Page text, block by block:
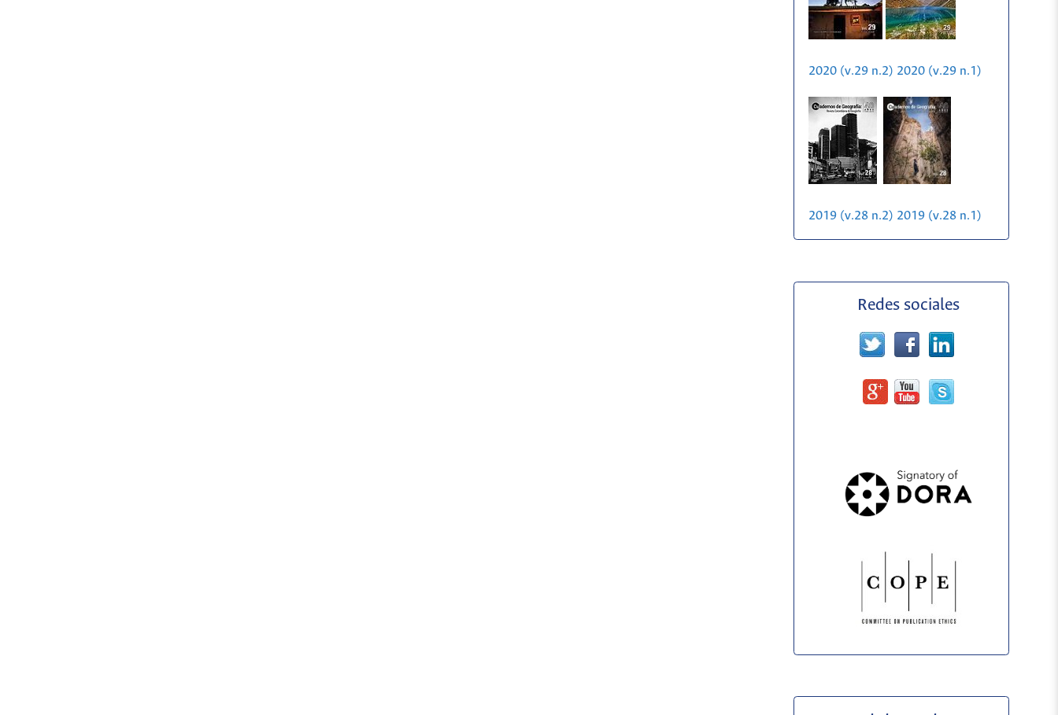
2020 (v.29 n.2) 2020 (v.29 n.1)
2019 (v.28 n.2) 2019 (v.28 n.1)
Redes sociales